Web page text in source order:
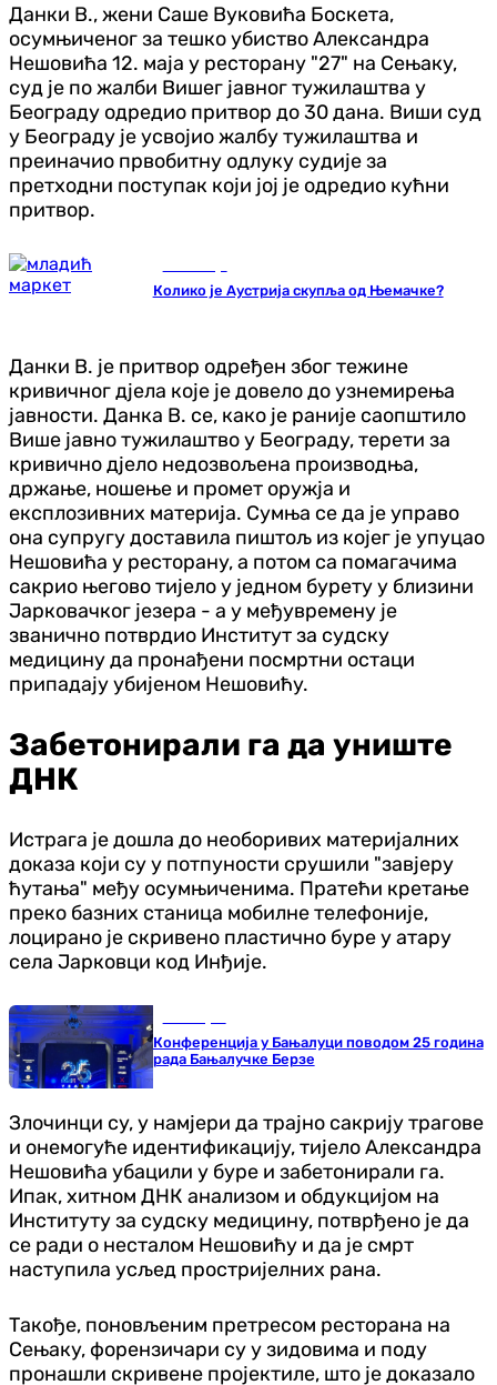
Данки В., жени Саше Вуковића Боскета,
осумњиченог за тешко убиство Александра
Нешовића 12. маја у ресторану "27" на Сењаку,
суд је по жалби Вишег јавног тужилаштва у
Београду одредио притвор до 30 дана. Виши суд
у Београду је усвојио жалбу тужилаштва и
преиначио првобитну одлуку судије за
претходни поступак који јој је одредио кућни
притвор.
Колико је Аустрија скупља од Њемачке?
Данки В. је притвор одређен због тежине
кривичног дјела које је довело до узнемирења
јавности. Данка В. се, како је раније саопштило
Више јавно тужилаштво у Београду, терети за
кривично дјело недозвољена производња,
држање, ношење и промет оружја и
експлозивних материја. Сумња се да је управо
она супругу доставила пиштољ из којег је упуцао
Нешовића у ресторану, а потом са помагачима
сакрио његово тијело у једном бурету у близини
Јарковачког језера - а у међувремену је
званично потврдио Институт за судску
медицину да пронађени посмртни остаци
припадају убијеном Нешовићу.
Забетонирали га да униште
ДНК
Истрага је дошла до необоривих материјалних
доказа који су у потпуности срушили "завјеру
ћутања" међу осумњиченима. Пратећи кретање
преко базних станица мобилне телефоније,
лоцирано је скривено пластично буре у атару
села Јарковци код Инђије.
Конференција у Бањалуци поводом 25 година
рада Бањалучке Берзе
Злочинци су, у намјери да трајно сакрију трагове
и онемогуће идентификацију, тијело Александра
Нешовића убацили у буре и забетонирали га.
Ипак, хитном ДНК анализом и обдукцијом на
Институту за судску медицину, потврђено је да
се ради о несталом Нешовићу и да је смрт
наступила усљед простријелних рана.
Такође, поновљеним претресом ресторана на
Сењаку, форензичари су у зидовима и поду
пронашли скривене пројектиле, што је доказало